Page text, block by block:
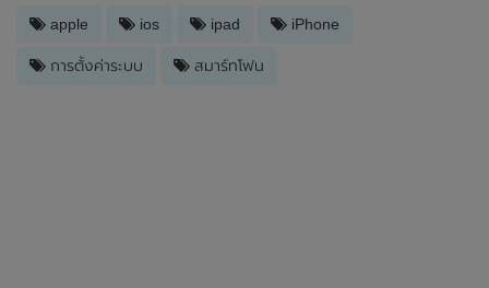
apple ios ipad iPhone
การตั้งค่าระบบ สมาร์ทโฟน